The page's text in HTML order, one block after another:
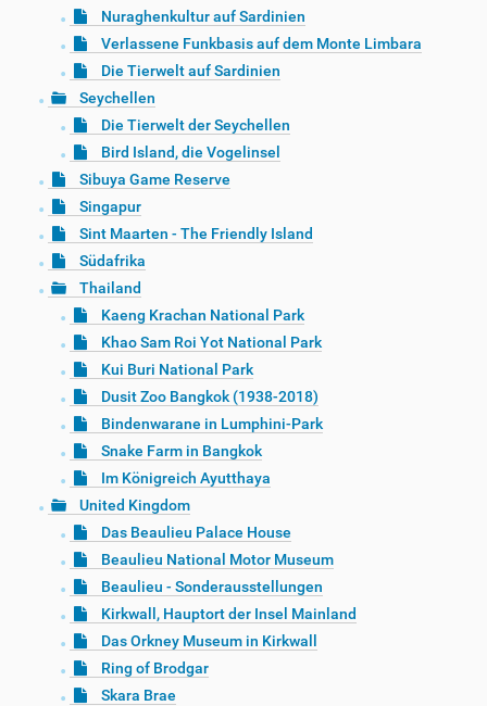
Nuraghenkultur auf Sardinien
Verlassene Funkbasis auf dem Monte Limbara
Die Tierwelt auf Sardinien
Seychellen
Die Tierwelt der Seychellen
Bird Island, die Vogelinsel
Sibuya Game Reserve
Singapur
Sint Maarten - The Friendly Island
Südafrika
Thailand
Kaeng Krachan National Park
Khao Sam Roi Yot National Park
Kui Buri National Park
Dusit Zoo Bangkok (1938-2018)
Bindenwarane in Lumphini-Park
Snake Farm in Bangkok
Im Königreich Ayutthaya
United Kingdom
Das Beaulieu Palace House
Beaulieu National Motor Museum
Beaulieu - Sonderausstellungen
Kirkwall, Hauptort der Insel Mainland
Das Orkney Museum in Kirkwall
Ring of Brodgar
Skara Brae